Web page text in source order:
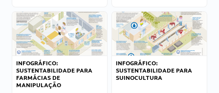
INFOGRÁFICO:
SUSTENTABILIDADE PARA
FARMÁCIAS DE
MANIPULAÇÃO
INFOGRÁFICO:
SUSTENTABILIDADE PARA
SUINOCULTURA